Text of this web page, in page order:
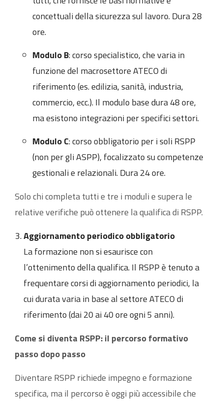
concettuali della sicurezza sul lavoro. Dura 28
ore.
Modulo B: corso specialistico, che varia in
funzione del macrosettore ATECO di
riferimento (es. edilizia, sanità, industria,
commercio, ecc.). Il modulo base dura 48 ore,
ma esistono integrazioni per specifici settori.
Modulo C: corso obbligatorio per i soli RSPP
(non per gli ASPP), focalizzato su competenze
gestionali e relazionali. Dura 24 ore.
Solo chi completa tutti e tre i moduli e supera le
relative verifiche può ottenere la qualifica di RSPP.
Aggiornamento periodico obbligatorio
La formazione non si esaurisce con
l’ottenimento della qualifica. Il RSPP è tenuto a
frequentare corsi di aggiornamento periodici, la
cui durata varia in base al settore ATECO di
riferimento (dai 20 ai 40 ore ogni 5 anni).
Come si diventa RSPP: il percorso formativo
passo dopo passo
Diventare RSPP richiede impegno e formazione
specifica, ma il percorso è oggi più accessibile che